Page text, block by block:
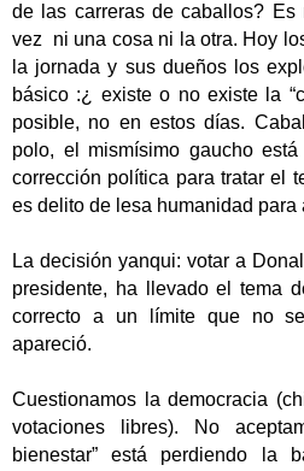
de las carreras de caballos? Es
vez ni una cosa ni la otra. Hoy
la jornada y sus dueños los
básico :¿ existe o no existe la
posible, no en estos días.
polo, el mismísimo gaucho
corrección política para tratar el
es delito de lesa humanidad para
La decisión yanqui: votar a
presidente, ha llevado el tema
correcto a un límite que no
apareció.
Cuestionamos la democracia
votaciones libres). No
bienestar” está perdiendo la